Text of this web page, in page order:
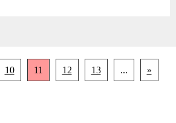
10 11 12 13 ... »